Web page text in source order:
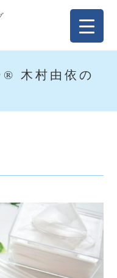
® 木村由依の